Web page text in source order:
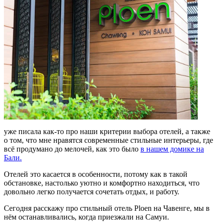
уже писала как-то про наши критерии выбора отелей, а также
о том, что мне нравятся современные стильные интерьеры, где
всё продумано до мелочей, как это было в нашем домике на
Бали.
Отелей это касается в особенности, потому как в такой
обстановке, настолько уютно и комфортно находиться, что
довольно легко получается сочетать отдых, и работу.
Сегодня расскажу про стильный отель Ploen на Чавенге, мы в
нём останавливались, когда приезжали на Самуи.